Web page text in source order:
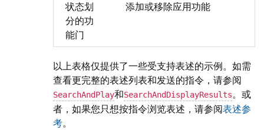
状态划
分的功
能门
添加或移除应用功能
以上表格仅提供了一些受支持表述的示例。如需
查看更完整的表述列表和发送的指令，请参阅
SearchAndPlay和SearchAndDisplayResults。或
者，如果您只想按指令浏览表述，请参阅表述参
考。